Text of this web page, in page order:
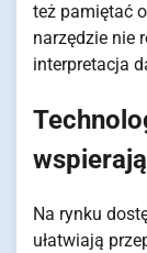
też pamiętać
narzędzie nie
interpretacja
Na rynku
ułatwiają